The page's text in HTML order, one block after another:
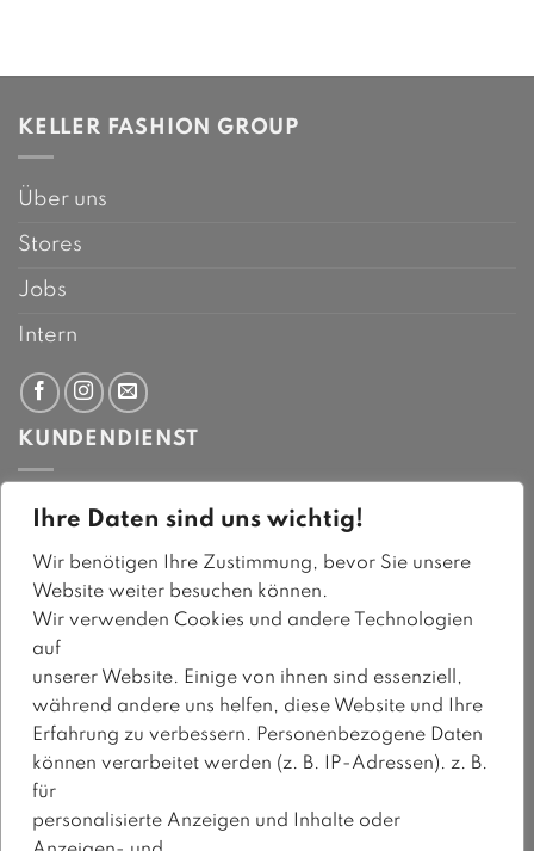
Ihre Daten sind uns wichtig!
Wir benötigen Ihre Zustimmung, bevor Sie unsere
Website weiter besuchen können.
Wir verwenden Cookies und andere Technologien
auf
unserer Website. Einige von ihnen sind essenziell,
während andere uns helfen, diese Website und Ihre
Erfahrung zu verbessern. Personenbezogene Daten
können verarbeitet werden (z. B. IP-Adressen). z. B.
für
personalisierte Anzeigen und Inhalte oder
KELLER FASHION GROUP
Über uns
Stores
Jobs
Intern
KUNDENDIENST
Montag bis Freitag:
8-12 Uhr und 14-17 Uhr
info@modekeller.ch
Tel. +41 44 384 91 91
Kontaktformular
NEWSLETTER
Erhalten Sie regelmässig per E-Mail
Informationen über Produkte, Preise und